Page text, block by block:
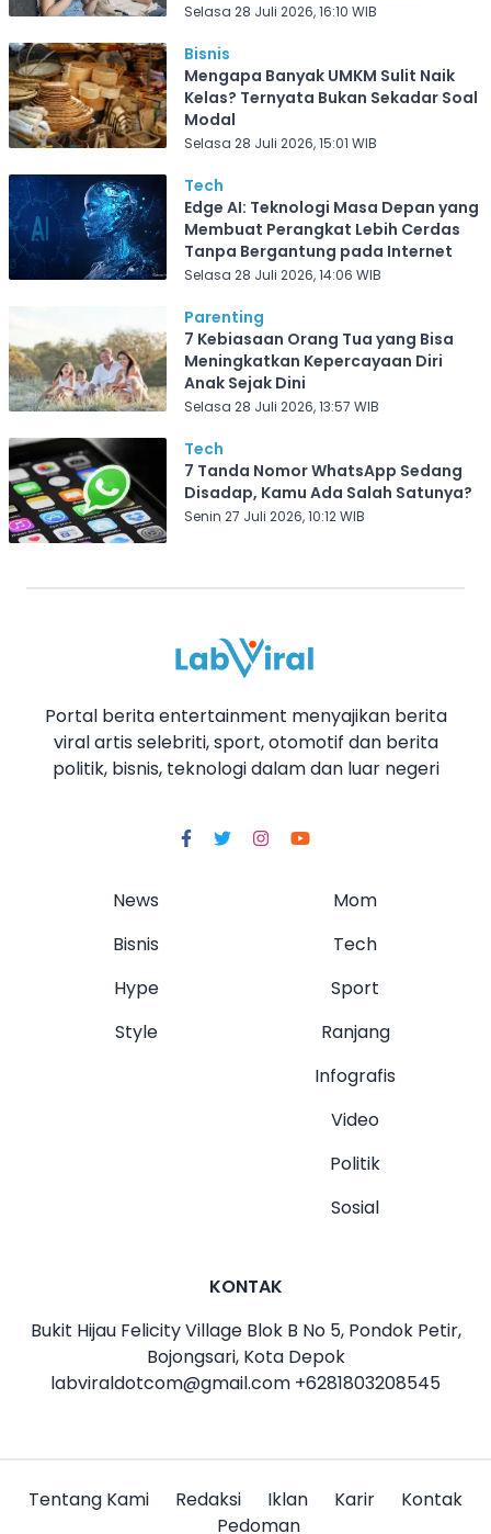
Selasa 28 Juli 2026, 16:10 WIB
Bisnis
Mengapa Banyak UMKM Sulit Naik
Kelas? Ternyata Bukan Sekadar Soal
Modal
Selasa 28 Juli 2026, 15:01 WIB
Tech
Edge AI: Teknologi Masa Depan yang
Membuat Perangkat Lebih Cerdas
Tanpa Bergantung pada Internet
Selasa 28 Juli 2026, 14:06 WIB
Parenting
7 Kebiasaan Orang Tua yang Bisa
Meningkatkan Kepercayaan Diri
Anak Sejak Dini
Selasa 28 Juli 2026, 13:57 WIB
Tech
7 Tanda Nomor WhatsApp Sedang
Disadap, Kamu Ada Salah Satunya?
Senin 27 Juli 2026, 10:12 WIB
Portal berita entertainment menyajikan berita
viral artis selebriti, sport, otomotif dan berita
politik, bisnis, teknologi dalam dan luar negeri
News
Bisnis
Hype
Style
Mom
Tech
Sport
Ranjang
Infografis
Video
Politik
Sosial
KONTAK
Bukit Hijau Felicity Village Blok B No 5, Pondok Petir,
Bojongsari, Kota Depok
labviraldotcom@gmail.com +6281803208545
Tentang Kami Redaksi Iklan Karir
Kontak
Pedoman